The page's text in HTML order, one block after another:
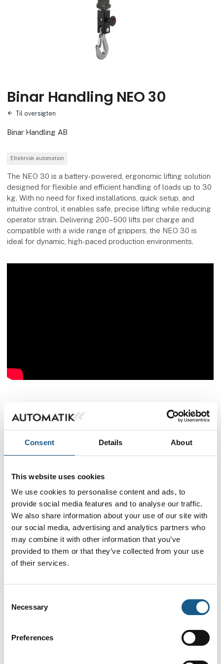
Consent Details About
This website uses cookies
We use cookies to personalise content and ads, to
provide social media features and to analyse our traffic.
We also share information about your use of our site with
our social media, advertising and analytics partners who
may combine it with other information that you’ve
provided to them or that they’ve collected from your use
of their services.
Selection
Necessary
Preferences
Binar Handling NEO 30
Til oversigten
Binar Handling AB
Elteknisk automation
The NEO 30 is a battery-powered, ergonomic lifting solution
designed for flexible and efficient handling of loads up to 30
kg. With no need for fixed installations, quick setup, and
intuitive control, it enables safe, precise lifting while reducing
operator strain. Delivering 200–500 lifts per charge and
compatible with a wide range of grippers, the NEO 30 is
ideal for dynamic, high-paced production environments.
Flere produkter fra Binar Handling AB
Binar Handling QLA 100i
AUTOMATIK
Produktet er medbragt på messen
Dette produkt kan opleves på udstillerens stand på messen